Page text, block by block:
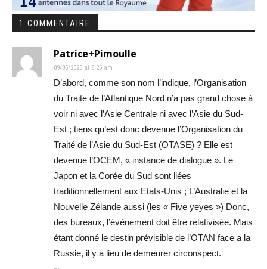
1 COMMENTAIRE
Patrice+Pimoulle
09/05/2023 at 8:25 am
D’abord, comme son nom l’indique, l’Organisation
du Traite de l’Atlantique Nord n’a pas grand chose à
voir ni avec l’Asie Centrale ni avec l’Asie du Sud-
Est ; tiens qu’est donc devenue l’Organisation du
Traité de l’Asie du Sud-Est (OTASE) ? Elle est
devenue l’OCEM, « instance de dialogue ». Le
Japon et la Corée du Sud sont liées
traditionnellement aux Etats-Unis ; L’Australie et la
Nouvelle Zélande aussi (les « Five yeyes ») Donc,
des bureaux, l’événement doit être relativisée. Mais
étant donné le destin prévisible de l’OTAN face a la
Russie, il y a lieu de demeurer circonspect.